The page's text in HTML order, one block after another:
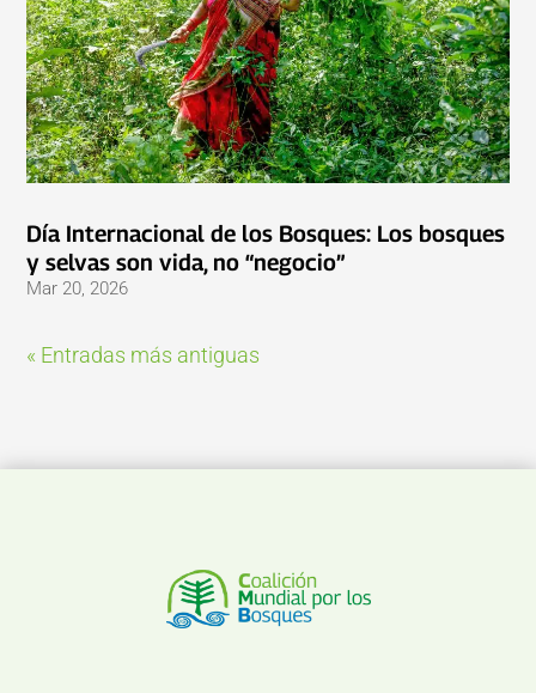
Día Internacional de los Bosques: Los bosques
y selvas son vida, no “negocio”
Mar 20, 2026
« Entradas más antiguas